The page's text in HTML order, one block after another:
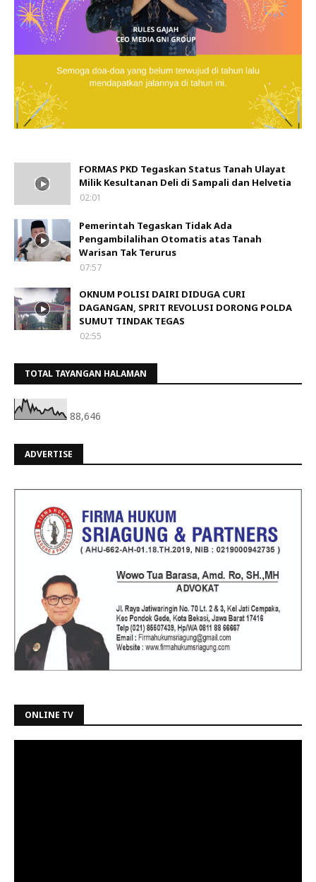
FORMAS PKD Tegaskan Status Tanah Ulayat
Milik Kesultanan Deli di Sampali dan Helvetia
02:01
Pemerintah Tegaskan Tidak Ada
Pengambilalihan Otomatis atas Tanah
Warisan Tak Terurus
07:57
OKNUM POLISI DAIRI DIDUGA CURI
DAGANGAN, SPRIT REVOLUSI DORONG POLDA
SUMUT TINDAK TEGAS
02:55
TOTAL TAYANGAN HALAMAN
88,646
ADVERTISE
ONLINE TV